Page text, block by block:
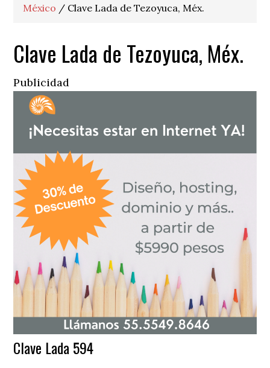
México / Clave Lada de Tezoyuca, Méx.
Clave Lada de Tezoyuca, Méx.
Publicidad
Clave Lada 594